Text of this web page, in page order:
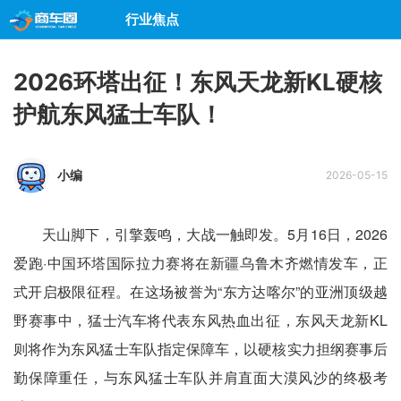
行业焦点
2026环塔出征！东风天龙新KL硬核
护航东风猛士车队！
2026-05-15
小编
天山脚下，引擎轰鸣，大战一触即发。5月16日，2026
爱跑·中国环塔国际拉力赛将在新疆乌鲁木齐燃情发车，正
式开启极限征程。在这场被誉为“东方达喀尔”的亚洲顶级越
野赛事中，猛士汽车将代表东风热血出征，东风天龙新KL
则将作为东风猛士车队指定保障车，以硬核实力担纲赛事后
勤保障重任，与东风猛士车队并肩直面大漠风沙的终极考